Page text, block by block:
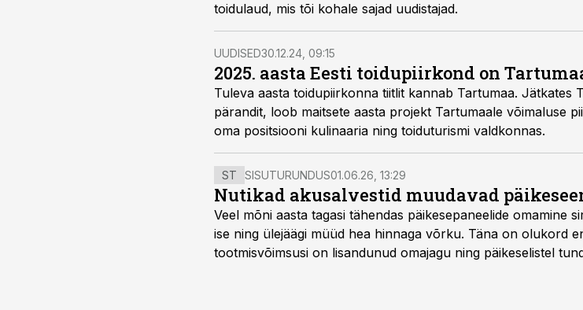
toidulaud, mis tõi kohale sajad uudistajad.
UUDISED30.12.24, 09:15
2025. aasta Eesti toidupiirkond on
Tuleva aasta toidupiirkonna tiitlit kannab Tartumaa. Jätkates
pärandit, loob maitsete aasta projekt Tartumaale võimaluse
oma positsiooni kulinaaria ning toiduturismi valdkonnas.
ST SISUTURUNDUS01.06.26, 13:29
Nutikad akusalvestid muudavad
Veel mõni aasta tagasi tähendas päikesepaneelide omamine
ise ning ülejäägi müüd hea hinnaga võrku. Täna on olukord
tootmisvõimsusi on lisandunud omajagu ning päikeselistel